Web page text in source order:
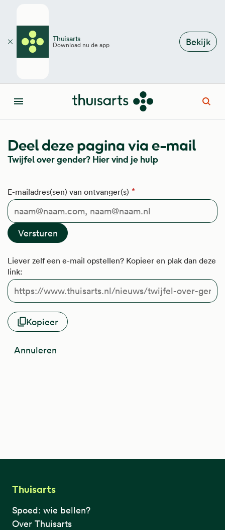
Thuisarts
Download nu de app Bekijk
Sluiten
Menu
Deel deze pagina via e-mail
Twijfel over gender? Hier vind je hulp
E-mailadres(sen) van ontvanger(s)
Liever zelf een e-mail opstellen? Kopieer en plak dan deze
link:
Kopieer
Annuleren
Thuisarts
Spoed: wie bellen?
Over Thuisarts